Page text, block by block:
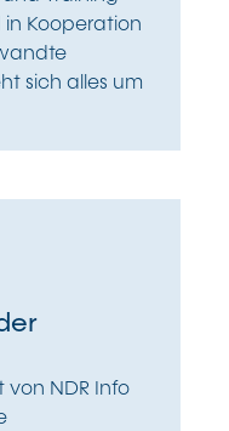
Kooperation
sich alles um
NDR Info